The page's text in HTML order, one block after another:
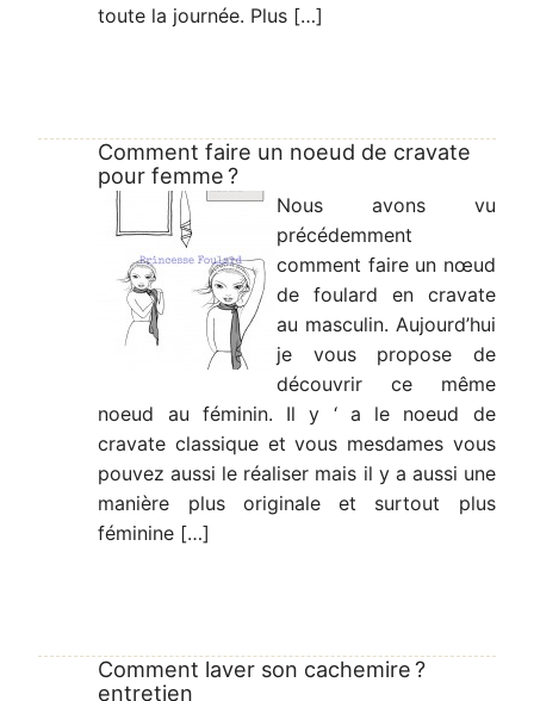
toute la journée. Plus […]
Comment faire un noeud de cravate
pour femme ?
Nous avons vu
précédemment
comment faire un nœud
de foulard en cravate
au masculin. Aujourd’hui
je vous propose de
découvrir ce même
noeud au féminin. Il y ‘ a le noeud de
cravate classique et vous mesdames vous
pouvez aussi le réaliser mais il y a aussi une
manière plus originale et surtout plus
féminine […]
Comment laver son cachemire ?
entretien